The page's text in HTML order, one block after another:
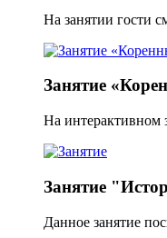
На занятии гости
Занятие
На интерактивном
Занятие
Данное занятие